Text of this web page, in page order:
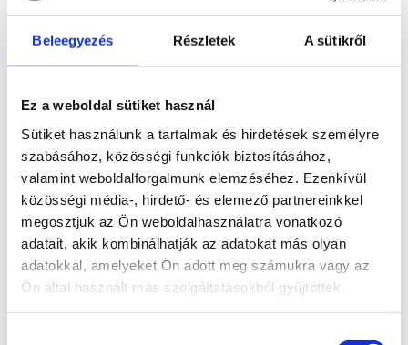
Beleegyezés Részletek A sütikről
Ez a weboldal sütiket használ
Sütiket használunk a tartalmak és hirdetések személyre
szabásához, közösségi funkciók biztosításához,
valamint weboldalforgalmunk elemzéséhez. Ezenkívül
közösségi média-, hirdető- és elemező partnereinkkel
megosztjuk az Ön weboldalhasználatra vonatkozó
adatait, akik kombinálhatják az adatokat más olyan
adatokkal, amelyeket Ön adott meg számukra vagy az
Ön által használt más szolgáltatásokból gyűjtöttek.
Hévíz Kristály Apartman
Kellemes nyugodt környezetben, a főutca zajától kissé
távol, csodálatos kilátással a környező dombokra
helyezkedik el az apartmanház, a kék templom melletti
utcában. Kialakítása, és a felhasznált anyagok minősége
biztosítja vendégeink komfortérzetét. A Kristály
Apartman családi vállalkozásban működik, mely
otthonosságot jelent a pihenésére, gyógyulásra,